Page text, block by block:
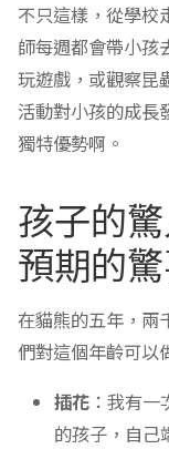
不只這樣，從學校
師每週都會帶小孩
玩遊戲，或觀察昆
活動對小孩的成長
獨特優勢啊。
孩子的
預期的
在貓熊的五年，兩
們對這個年齡可以
插花：我有一
的孩子，自己